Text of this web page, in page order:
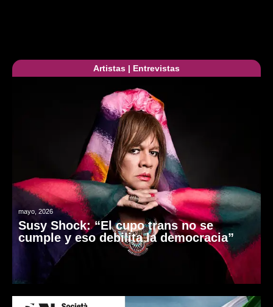
Artistas | Entrevistas
mayo, 2026
Susy Shock: “El cupo trans no se
cumple y eso debilita la democracia”